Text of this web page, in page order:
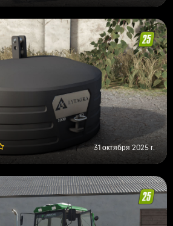
31 октября 2025 г.